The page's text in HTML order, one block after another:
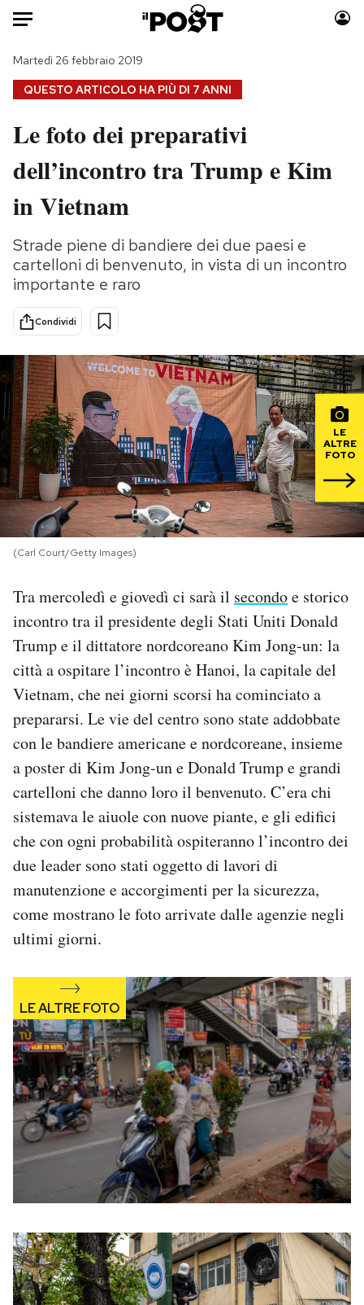
HOME
Italia
Politica
Tecnologia
Scienza
Cultura
Sport
Moda
Consumismi
Media
PODCAST
NEWSLETTER
I MIEI PREFERITI
SHOP
AREA PERSONALE
Area Personale
Newsletter
Notifiche mobile
Regala il Post
Hai bisogno di aiuto?
QUESTO ARTICOLO HA PIÙ DI 7 ANNI
Martedì 26 febbraio 2019
Le foto dei preparativi
dell’incontro tra Trump e Kim
in Vietnam
Strade piene di bandiere dei due paesi e
cartelloni di benvenuto, in vista di un incontro
importante e raro
Condividi
LE
ALTRE
FOTO
(Carl Court/Getty Images)
Tra mercoledì e giovedì ci sarà il secondoe storico
incontro tra il presidente degli Stati Uniti Donald
Trump e il dittatore nordcoreano Kim Jong-un: la
città a ospitare l’incontro è Hanoi, la capitale del
Vietnam, che nei giorni scorsi ha cominciato a
prepararsi. Le vie del centro sono state addobbate
con le bandiere americane e nordcoreane, insieme
a poster di Kim Jong-un e Donald Trump e grandi
cartelloni che danno loro il benvenuto. C’era chi
sistemava le aiuole con nuove piante, e gli edifici
che con ogni probabilità ospiteranno l’incontro dei
due leader sono stati oggetto di lavori di
manutenzione e accorgimenti per la sicurezza,
come mostrano le foto arrivate dalle agenzie negli
ultimi giorni.